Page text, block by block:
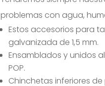
problemas con agua,
Estos accesorios para
galvanizada de 1,5 mm.
Ensamblados y unidos
POP.
Chinchetas inferiores